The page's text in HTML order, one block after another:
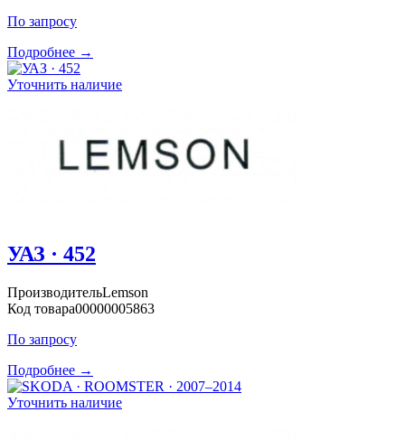
По запросу
Подробнее →
Уточнить наличие
УАЗ · 452
ПроизводительLemson
Код товара00000005863
По запросу
Подробнее →
Уточнить наличие